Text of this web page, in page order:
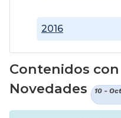
2016
Contenidos
Novedades
10 -